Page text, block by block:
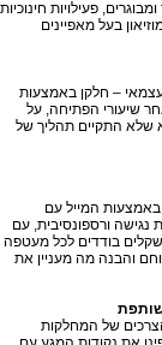
פעילויות חינוכיות
בעל מאפיינים
– חלקן באמצעות
שיעורי הפתיחה, על
שלא התקיים תהליך של
באמצעות המייל עם
נגישה ורספונסיבית, עם
שקלים בודדים לכל מעטפה
והבנה מה מעניין את
של המחלקות